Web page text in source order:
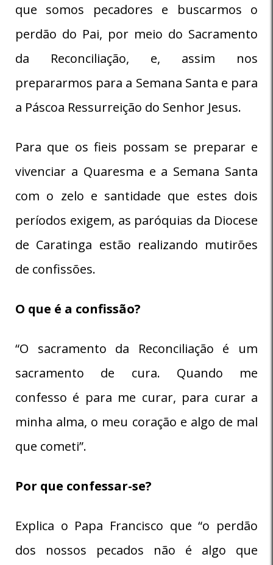
que somos pecadores e buscarmos o
perdão do Pai, por meio do Sacramento
da Reconciliação, e, assim nos
prepararmos para a Semana Santa e para
a Páscoa Ressurreição do Senhor Jesus.
Para que os fieis possam se preparar e
vivenciar a Quaresma e a Semana Santa
com o zelo e santidade que estes dois
períodos exigem, as paróquias da Diocese
de Caratinga estão realizando mutirões
de confissões.
O que é a confissão?
“O sacramento da Reconciliação é um
sacramento de cura. Quando me
confesso é para me curar, para curar a
minha alma, o meu coração e algo de mal
que cometi”.
Por que confessar-se?
Explica o Papa Francisco que “o perdão
dos nossos pecados não é algo que